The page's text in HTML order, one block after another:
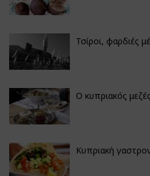
Τσίροι, φαρδιές
Ο κυπριακός
Κυπριακή